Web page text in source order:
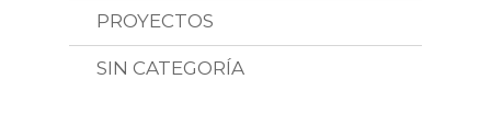
PROYECTOS
SIN CATEGORÍA